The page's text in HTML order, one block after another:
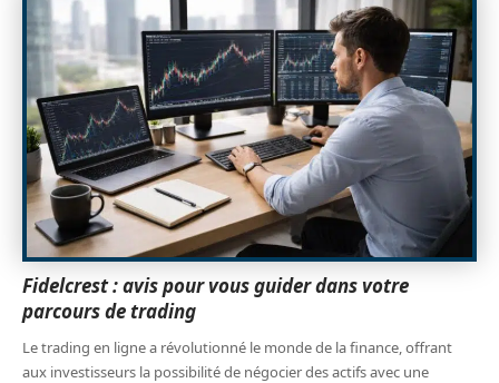
Fidelcrest : avis pour vous guider dans votre
parcours de trading
Le trading en ligne a révolutionné le monde de la finance, offrant
aux investisseurs la possibilité de négocier des actifs avec une